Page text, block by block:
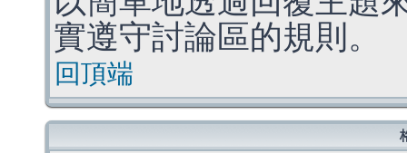
實遵守討論區的規則。
回頂端